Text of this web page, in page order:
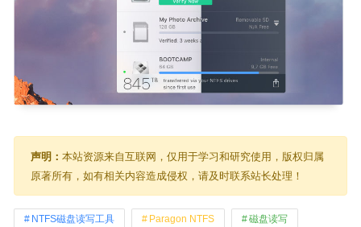
声明： 本站资源来自互联网，仅用于学习和研究使用，版权归属
原著所有，如有相关内容造成侵权，请及时联系站长处理！
NTFS磁盘读写工具 Paragon NTFS 磁盘读写